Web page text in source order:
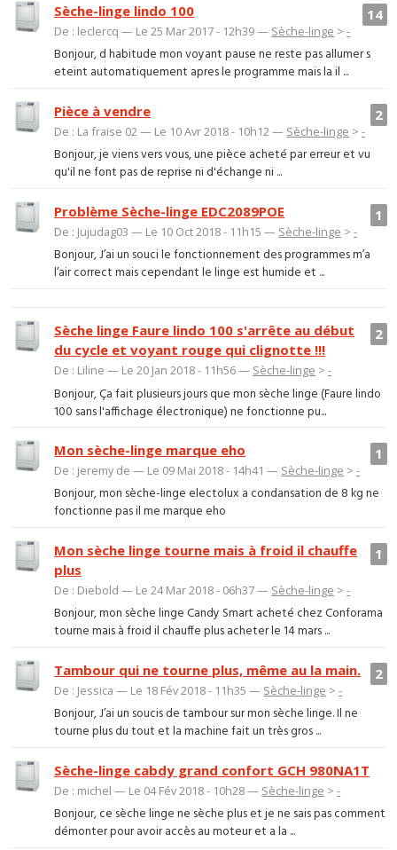
14
Sèche-linge lindo 100
De : leclercq — Le 25 Mar 2017 - 12h39 — Sèche-linge >-
Bonjour, d habitude mon voyant pause ne reste pas allumer s
eteint automatiquement apres le programme mais la il ...
2
Pièce à vendre
De : La fraise 02 — Le 10 Avr 2018 - 10h12 — Sèche-linge >-
Bonjour, je viens vers vous, une pièce acheté par erreur et vu
qu'il ne font pas de reprise ni d'échange ni ...
1
Problème Sèche-linge EDC2089POE
De : Jujudag03 — Le 10 Oct 2018 - 11h15 — Sèche-linge >-
Bonjour, J’ai un souci le fonctionnement des programmes m’a
l’air correct mais cependant le linge est humide et ...
2
Sèche linge Faure lindo 100 s'arrête au début
du cycle et voyant rouge qui clignotte !!!
De : Liline — Le 20 Jan 2018 - 11h56 — Sèche-linge >-
Bonjour, Ça fait plusieurs jours que mon sèche linge (Faure lindo
100 sans l'affichage électronique) ne fonctionne pu...
1
Mon sèche-linge marque eho
De : jeremy de — Le 09 Mai 2018 - 14h41 — Sèche-linge >-
Bonjour, mon sèche-linge electolux a condansation de 8 kg ne
fonctionne pas il me marque eho
1
Mon sèche linge tourne mais à froid il chauffe
plus
De : Diebold — Le 24 Mar 2018 - 06h37 — Sèche-linge >-
Bonjour, mon sèche linge Candy Smart acheté chez Conforama
tourne mais à froid il chauffe plus acheter le 14 mars ...
2
Tambour qui ne tourne plus, même au la main.
De : Jessica — Le 18 Fév 2018 - 11h35 — Sèche-linge >-
Bonjour, J’ai un soucis de tambour sur mon sèche linge. Il ne
tourne plus du tout et la machine fait un très gros ...
Sèche-linge cabdy grand confort GCH 980NA1T
De : michel — Le 04 Fév 2018 - 10h28 — Sèche-linge >-
Bonjour, ce sèche linge ne sèche plus et je ne sais pas comment
démonter pour avoir accès au moteur et a la ...